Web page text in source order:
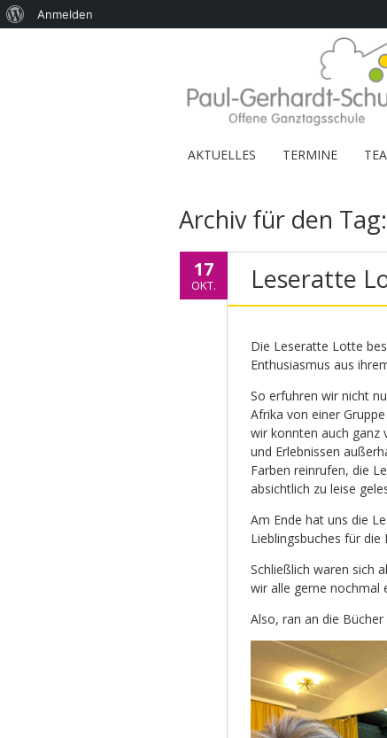
AKTUELLES TERMINE
Archiv für den Tag:
17
OKT. Leseratte
Die Leseratte Lotte
Enthusiasmus aus
So erfuhren wir nicht
Afrika von einer
wir konnten auch ganz
und Erlebnissen
Farben reinrufen, die
absichtlich zu leise
Am Ende hat uns die
Lieblingsbuches für die
Schließlich waren sich
wir alle gerne nochmal
Also, ran an die
Über
Anmelden